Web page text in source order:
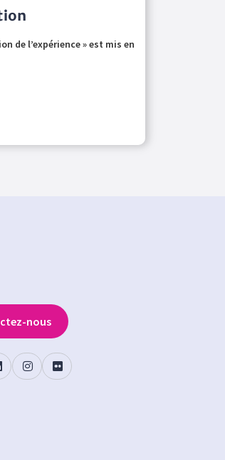
de l’expérience » est mis en
nous